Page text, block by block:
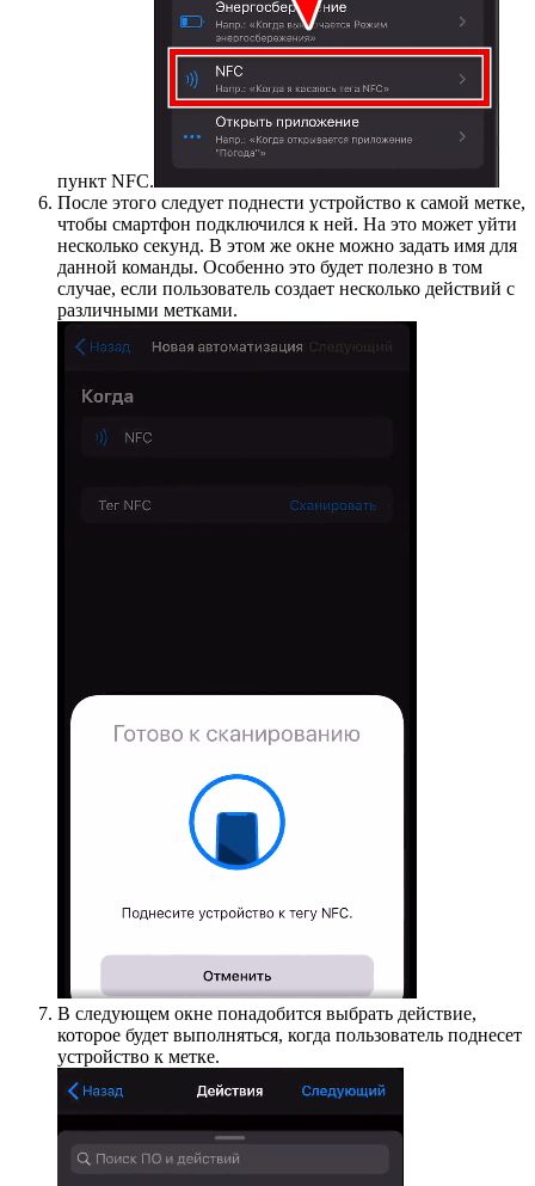
пункт NFC.
После этого следует поднести устройство к самой метке,
чтобы смартфон подключился к ней. На это может уйти
несколько секунд. В этом же окне можно задать имя для
данной команды. Особенно это будет полезно в том
случае, если пользователь создает несколько действий с
различными метками.
В следующем окне понадобится выбрать действие,
которое будет выполняться, когда пользователь поднесет
устройство к метке.